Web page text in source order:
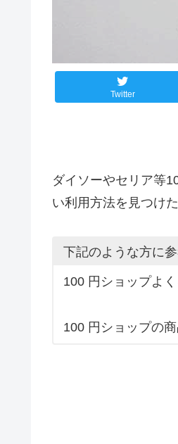
Twitter
ダイソーやセリア等
い利用方法を見つけ
下記のような方に
100 円ショップよ
100 円ショップの